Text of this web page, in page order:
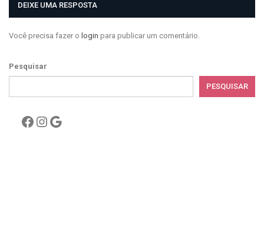
DEIXE UMA RESPOSTA
Você precisa fazer o login para publicar um comentário.
Pesquisar
PESQUISAR
Facebook
Instagram
Google